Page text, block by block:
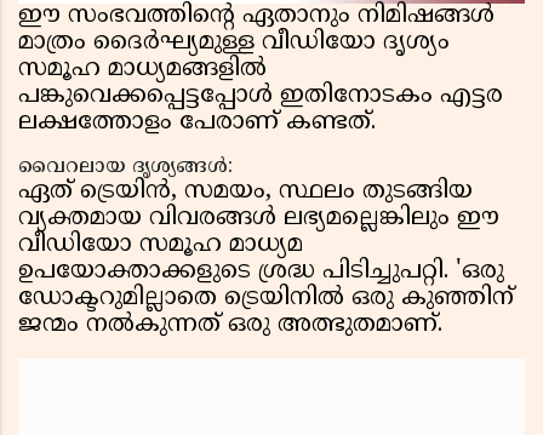
ഈ സംഭവത്തിന്റെ ഏതാനും നിമിഷങ്ങൾ
മാത്രം ദൈർഘ്യമുള്ള വീഡിയോ ദൃശ്യം
സമൂഹ മാധ്യമങ്ങളിൽ
പങ്കുവെക്കപ്പെട്ടപ്പോൾ ഇതിനോടകം എട്ടര
ലക്ഷത്തോളം പേരാണ് കണ്ടത്.
വൈറലായ ദൃശ്യങ്ങൾ:
ഏത് ട്രെയിൻ, സമയം, സ്ഥലം തുടങ്ങിയ
വ്യക്തമായ വിവരങ്ങൾ ലഭ്യമല്ലെങ്കിലും ഈ
വീഡിയോ സമൂഹ മാധ്യമ
ഉപയോക്താക്കളുടെ ശ്രദ്ധ പിടിച്ചുപറ്റി. 'ഒരു
ഡോക്ടറുമില്ലാതെ ട്രെയിനിൽ ഒരു കുഞ്ഞിന്
ജന്മം നൽകുന്നത് ഒരു അത്ഭുതമാണ്.